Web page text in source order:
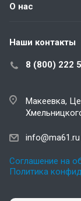
О нас
Наши контакты
8 (800) 222
Макеевка,
info@ma61.ru
Соглашение на
Политика